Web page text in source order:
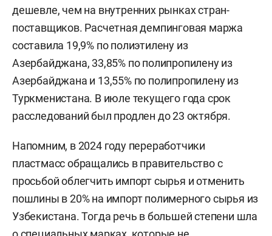
дешевле, чем на внутренних рынках стран-
поставщиков. Расчетная демпинговая маржа
составила 19,9% по полиэтилену из
Азербайджана, 33,85% по полипропилену из
Азербайджана и 13,55% по полипропилену из
Туркменистана. В июле текущего года срок
расследований был продлен до 23 октября.
Напомним, в 2024 году переработчики
пластмасс обращались в правительство с
просьбой облегчить импорт сырья и отменить
пошлины в 20% на импорт полимерного сырья из
Узбекистана. Тогда речь в большей степени шла